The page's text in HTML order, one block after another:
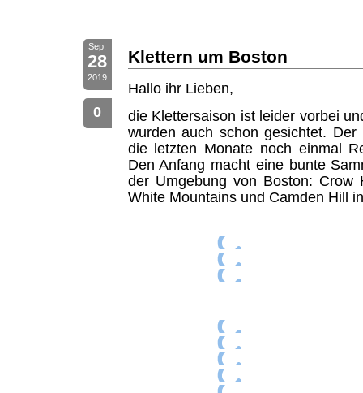
Sep.
28
2019
0
Klettern um Boston
Hallo ihr Lieben,
die Klettersaison ist leider vorbei
wurden auch schon gesichtet.
die letzten Monate noch einmal
Den Anfang macht eine bunte
der Umgebung von Boston: Crow
White Mountains und Camden Hill